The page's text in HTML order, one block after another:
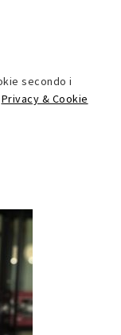
secondo i
Privacy & Cookie